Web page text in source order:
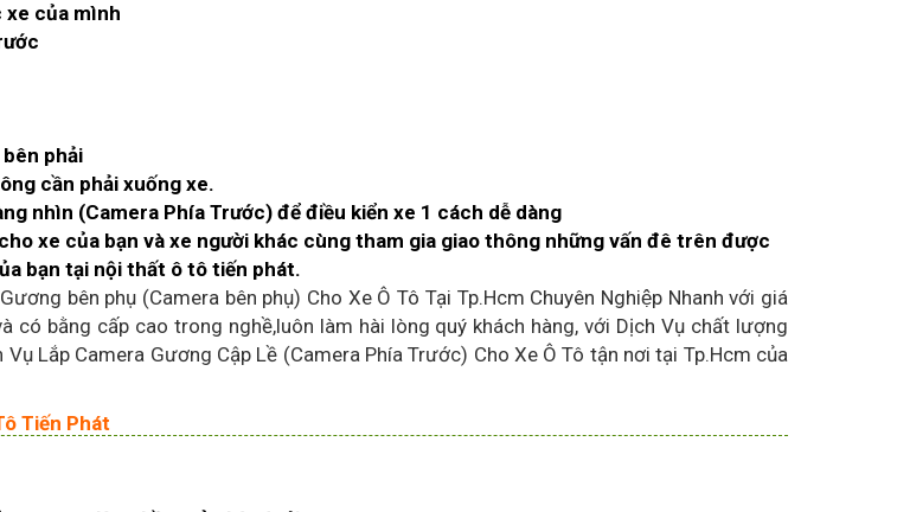
xe của mình
phải
cần phải xuống xe.
nhìn (Camera Phía Trước) để điều kiển xe 1 cách dễ dàng
xe của bạn và xe người khác cùng tham gia giao thông những vấn đê trên được
bạn tại nội thất ô tô tiến phát.
bên phụ (Camera bên phụ) Cho Xe Ô Tô Tại Tp.Hcm Chuyên Nghiệp Nhanh với giá
có bằng cấp cao trong nghề,luôn làm hài lòng quý khách hàng, với Dịch Vụ chất lượng
Lắp Camera Gương Cập Lề (Camera Phía Trước) Cho Xe Ô Tô tận nơi tại Tp.Hcm của
Tiến Phát